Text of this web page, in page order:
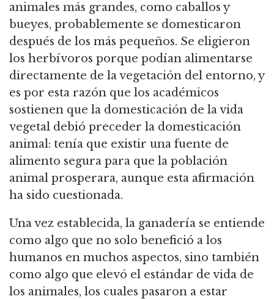
animales más grandes, como caballos y
bueyes, probablemente se domesticaron
después de los más pequeños. Se eligieron
los herbívoros porque podían alimentarse
directamente de la vegetación del entorno, y
es por esta razón que los académicos
sostienen que la domesticación de la vida
vegetal debió preceder la domesticación
animal: tenía que existir una fuente de
alimento segura para que la población
animal prosperara, aunque esta afirmación
ha sido cuestionada.
Una vez establecida, la ganadería se entiende
como algo que no solo benefició a los
humanos en muchos aspectos, sino también
como algo que elevó el estándar de vida de
los animales, los cuales pasaron a estar